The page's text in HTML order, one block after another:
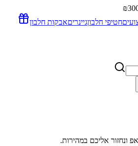
חטיפי חלבוןגיינריםאבקות חלבון
ונחזור אליכם במהירות.